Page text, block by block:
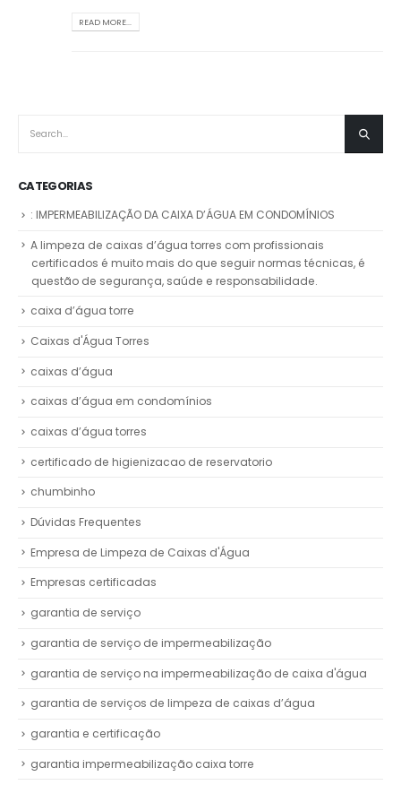
READ MORE...
CATEGORIAS
: IMPERMEABILIZAÇÃO DA CAIXA D’ÁGUA EM CONDOMÍNIOS
A limpeza de caixas d’água torres com profissionais
certificados é muito mais do que seguir normas técnicas, é
questão de segurança, saúde e responsabilidade.
caixa d’água torre
Caixas d'Água Torres
caixas d’água
caixas d’água em condomínios
caixas d’água torres
certificado de higienizacao de reservatorio
chumbinho
Dúvidas Frequentes
Empresa de Limpeza de Caixas d'Água
Empresas certificadas
garantia de serviço
garantia de serviço de impermeabilização
garantia de serviço na impermeabilização de caixa d'água
garantia de serviços de limpeza de caixas d’água
garantia e certificação
garantia impermeabilização caixa torre